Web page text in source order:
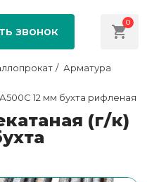
звонок
0
Арматура
12 мм бухта рифленая
(г/к)